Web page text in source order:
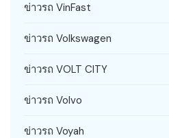
ข่าวรถ VinFast
ข่าวรถ Volkswagen
ข่าวรถ VOLT CITY
ข่าวรถ Volvo
ข่าวรถ Voyah